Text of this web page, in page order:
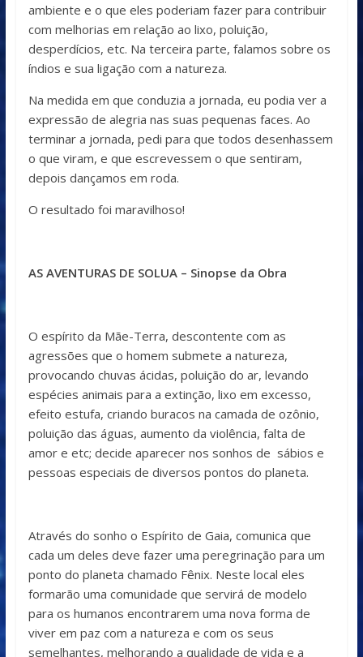
ambiente e o que eles poderiam fazer para contribuir
com melhorias em relação ao lixo, poluição,
desperdícios, etc. Na terceira parte, falamos sobre os
índios e sua ligação com a natureza.
Na medida em que conduzia a jornada, eu podia ver a
expressão de alegria nas suas pequenas faces. Ao
terminar a jornada, pedi para que todos desenhassem
o que viram, e que escrevessem o que sentiram,
depois dançamos em roda.
O resultado foi maravilhoso!
AS AVENTURAS DE SOLUA – Sinopse da Obra
O espírito da Mãe-Terra, descontente com as
agressões que o homem submete a natureza,
provocando chuvas ácidas, poluição do ar, levando
espécies animais para a extinção, lixo em excesso,
efeito estufa, criando buracos na camada de ozônio,
poluição das águas, aumento da violência, falta de
amor e etc; decide aparecer nos sonhos de sábios e
pessoas especiais de diversos pontos do planeta.
Através do sonho o Espírito de Gaia, comunica que
cada um deles deve fazer uma peregrinação para um
ponto do planeta chamado Fênix. Neste local eles
formarão uma comunidade que servirá de modelo
para os humanos encontrarem uma nova forma de
viver em paz com a natureza e com os seus
semelhantes, melhorando a qualidade de vida e a